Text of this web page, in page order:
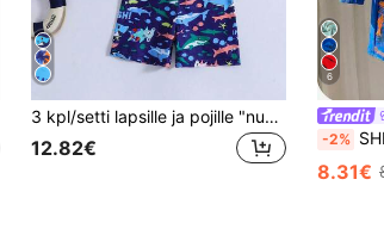
3 kpl/setti lapsille ja pojille "nuori poika" kirjain- ja sarjakuvahaikuvioinen lyhythihainen uimapuku, uimashortsit ja uimalakki
12.82€
6
-2% SHEIN 2 kpl/setti
8.31€